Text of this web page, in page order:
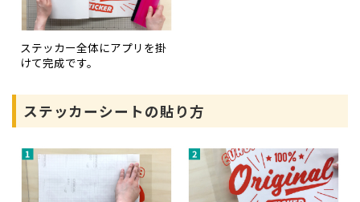
ステッカー全体にアプリを掛
けて完成です。
ステッカーシートの貼り方